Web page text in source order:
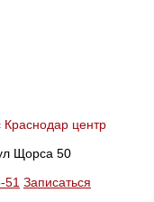
центр
Щорса 50
51 Записаться